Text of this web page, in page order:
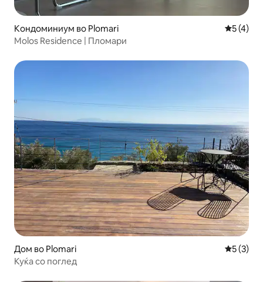
Кондоминиум во Plomari
5 (4)
Molos Residence | Пломари
Дом во Plomari
5 (3)
Куќа со поглед